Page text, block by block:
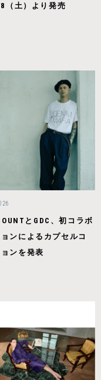
（土）より発売
とGDC、初コラボ
ンによるカプセルコ
ンを発表